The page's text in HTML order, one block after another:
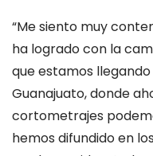
“Me siento muy
ha logrado con la
que estamos
Guanajuato, donde
cortometrajes
hemos difundido en